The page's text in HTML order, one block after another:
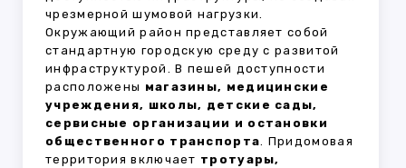
чрезмерной шумовой нагрузки.
Окружающий район представляет собой
стандартную городскую среду с развитой
инфраструктурой. В пешей доступности
расположены магазины, медицинские
учреждения, школы, детские сады,
сервисные организации и остановки
общественного транспорта. Придомовая
территория включает тротуары,